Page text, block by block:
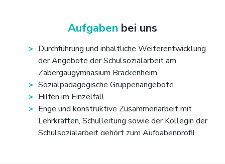
Aufgaben bei uns
Durchführung und inhaltliche Weiterentwicklung
der Angebote der Schulsozialarbeit am
Zabergäugymnasium Brackenheim
Sozialpädagogische Gruppenangebote
Hilfen im Einzelfall
Enge und konstruktive Zusammenarbeit mit
Lehrkräften, Schulleitung sowie der Kollegin der
Schulsozialarbeit gehört zum Aufgabenprofil